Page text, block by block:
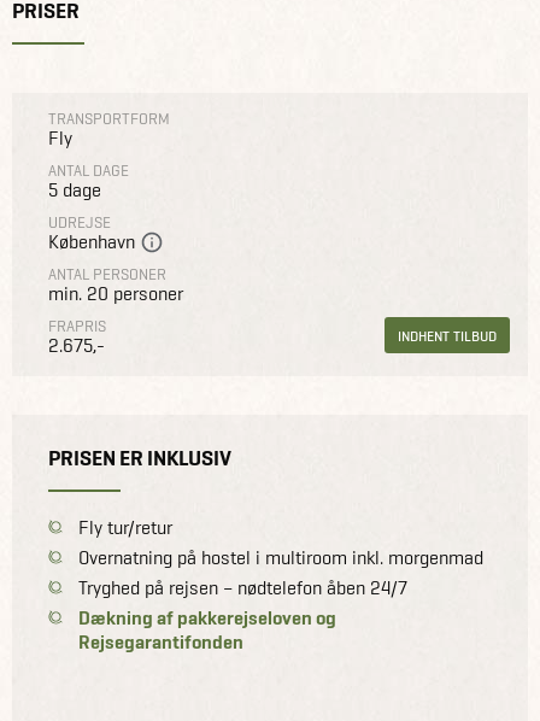
PRISER
TRANSPORTFORM
Fly
ANTAL DAGE
5 dage
UDREJSE
København
ANTAL PERSONER
min. 20 personer
FRAPRIS
2.675,- INDHENT TILBUD
PRISEN ER INKLUSIV
Fly tur/retur
Overnatning på hostel i multiroom inkl. morgenmad
Tryghed på rejsen – nødtelefon åben 24/7
Dækning af pakkerejseloven og
Rejsegarantifonden